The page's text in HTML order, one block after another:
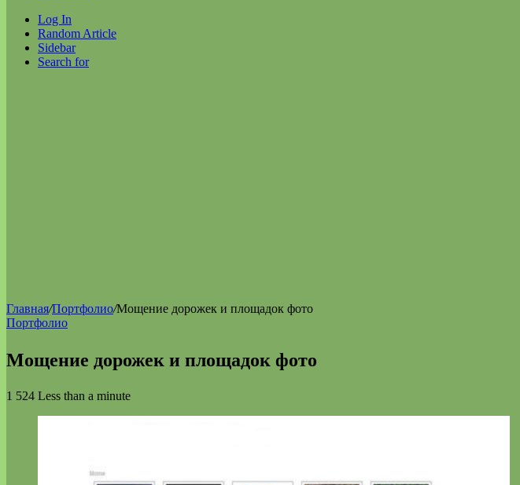
Log In
Random Article
Sidebar
Search for
Главная/Портфолио/Мощение дорожек и площадок фото
Портфолио
Мощение дорожек и площадок фото
1 524 Less than a minute